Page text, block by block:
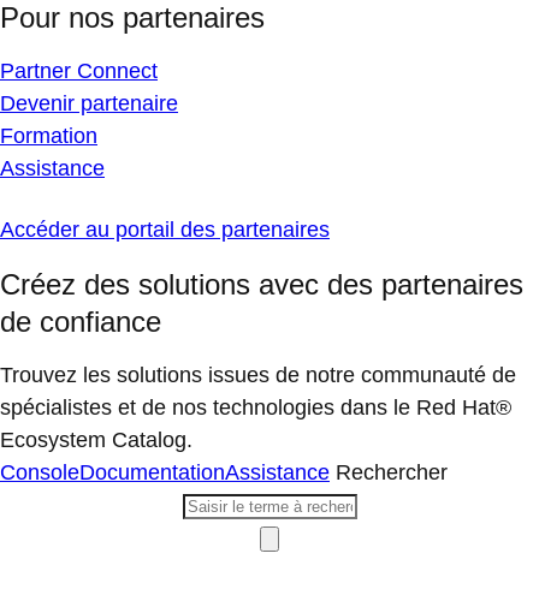
Pour nos partenaires
Partner Connect
Devenir partenaire
Formation
Assistance
Accéder au portail des partenaires
Créez des solutions avec des partenaires
de confiance
Trouvez les solutions issues de notre communauté de
spécialistes et de nos technologies dans le Red Hat®
Ecosystem Catalog.
ConsoleDocumentationAssistance Rechercher